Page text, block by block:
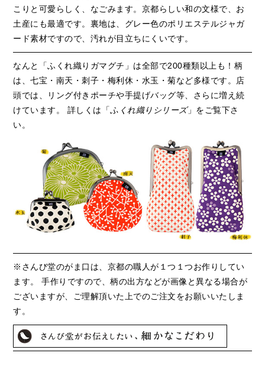
こりと可愛らしく、なごみます。京都らしい和の文様で、お
土産にも最適です。裏地は、グレー色のポリエステルジャガ
ード素材ですので、汚れが目立ちにくいです。
なんと「ふくれ織りガマグチ」は全部で200種類以上も！柄
は、七宝・南天・刺子・梅利休・水玉・菊など多様です。店
頭では、リング付きポーチや手提げバッグ等、さらに増え続
けています。 詳しくは「ふくれ織りシリーズ」をご覧下さ
い。
※さんび堂のがま口は、京都の職人が１つ１つお作りしてい
ます。 手作りですので、柄の出方などが画像と異なる場合が
ございますが、ご理解頂いた上でのご注文をお願いいたしま
す。